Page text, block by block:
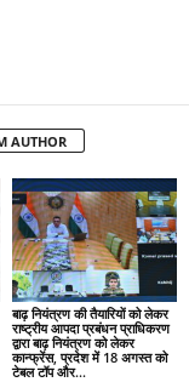
AUTHOR
बाढ़ नियंत्रण की तैयारियों को लेकर
राष्ट्रीय आपदा प्रबंधन प्राधिकरण
द्वारा बाढ़ नियंत्रण को लेकर
कान्फ्रेंस, प्रदेश में 18 अगस्त को
टेबल टॉप और...